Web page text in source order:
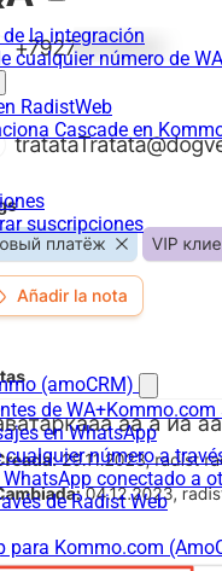
la integración
cualquier número de
RadistWeb
Cascade en
suscripciones
(amoCRM)
de
en WhatsApp
número a
conectado a
de Radist Web
para Kommo.com